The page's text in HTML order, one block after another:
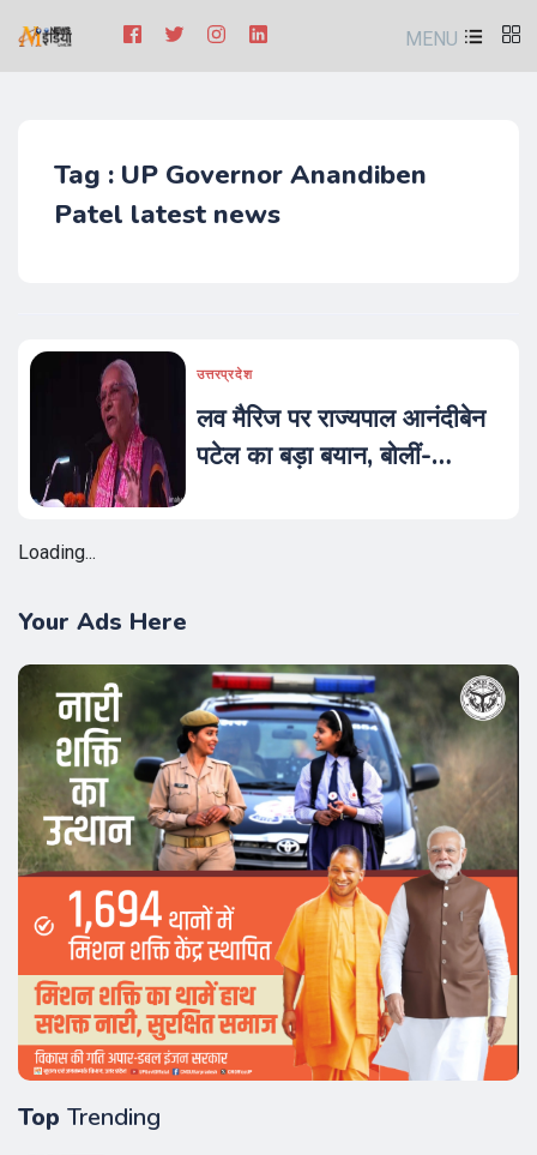
MENU
Tag : UP Governor Anandiben
Patel latest news
उत्तरप्रदेश
लव मैरिज पर राज्यपाल आनंदीबेन
पटेल का बड़ा बयान, बोलीं-
Loading...
Your Ads Here
Top Trending